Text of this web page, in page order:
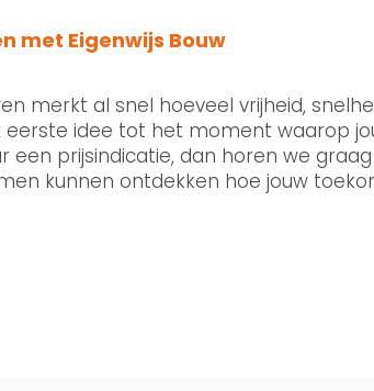
met Eigenwijs Bouw
merkt al snel hoeveel vrijheid,
idee tot het moment waarop
een prijsindicatie, dan horen we
kunnen ontdekken hoe jouw